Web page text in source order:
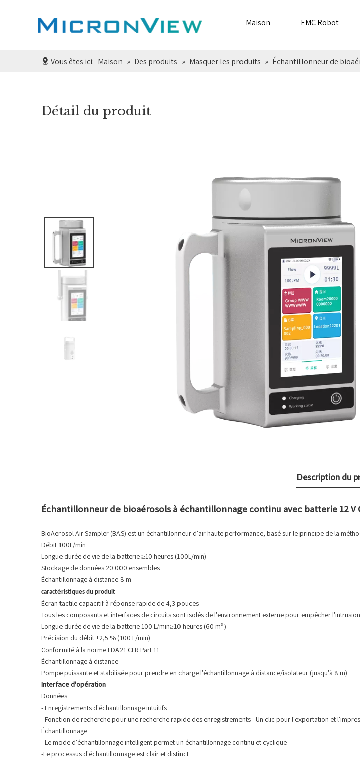
Maison EMC Robot
Vous êtes ici: Maison » Des produits » Masquer les produits » Échantillonneur de
Détail du produit
Description du
Échantillonneur de bioaérosols à échantillonnage continu avec batterie 12 V
BioAerosol Air Sampler (BAS) est un échantillonneur d'air haute performance, basé sur le principe de la
Débit 100L/min
Longue durée de vie de la batterie ≥10 heures (100L/min)
Stockage de données 20 000 ensembles
Échantillonnage à distance 8 m
caractéristiques du produit
Écran tactile capacitif à réponse rapide de 4,3 pouces
Tous les composants et interfaces de circuits sont isolés de l'environnement externe pour empêcher
Longue durée de vie de la batterie 100 L/min≥10 heures (60 m³）
Précision du débit ±2,5 % (100 L/min)
Conformité à la norme FDA21 CFR Part 11
Échantillonnage à distance
Pompe puissante et stabilisée pour prendre en charge l'échantillonnage à distance/isolateur (jusqu'à 8 m)
Interface d'opération
Données
- Enregistrements d'échantillonnage intuitifs
- Fonction de recherche pour une recherche rapide des enregistrements - Un clic pour l'exportation et
Échantillonnage
- Le mode d'échantillonnage intelligent permet un échantillonnage continu et cyclique
-Le processus d'échantillonnage est clair et distinct